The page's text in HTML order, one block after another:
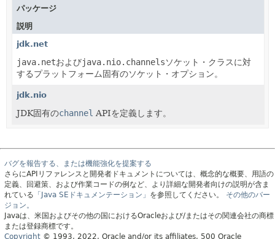
パッケージ
説明
jdk.net
java.netおよびjava.nio.channelsソケット・クラスに対
するプラットフォーム固有のソケット・オプション。
jdk.nio
JDK固有のchannel APIを定義します。
バグを報告する、または機能強化を提案する
さらにAPIリファレンスと開発者ドキュメントについては、概念的な概要、用語の
定義、回避策、および作業コードの例など、より詳細な開発者向けの説明が含ま
れている 「Java SEドキュメンテーション」 を参照してください。
その他のバー
ジョン。
Javaは、米国およびその他の国におけるOracleおよび/またはその関連会社の商標
または登録商標です。
Copyright © 1993, 2022, Oracle and/or its affiliates, 500 Oracle